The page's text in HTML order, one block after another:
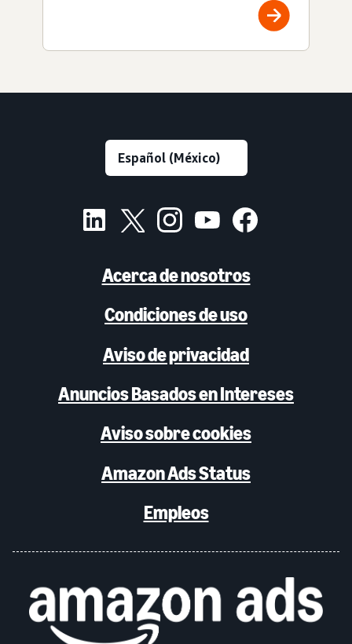
Acerca de nosotros
Condiciones de uso
Aviso de privacidad
Anuncios Basados en Intereses
Aviso sobre cookies
Amazon Ads Status
Empleos